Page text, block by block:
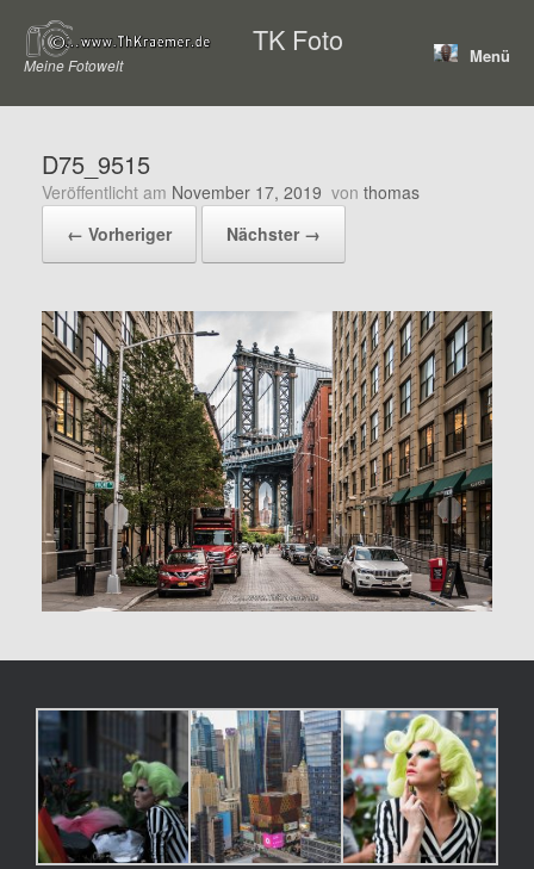
Inhalt
springen
TK Foto
Meine Fotowelt Menü
D75_9515
Veröffentlicht am November 17, 2019 von thomas
← Vorheriger
Nächster →